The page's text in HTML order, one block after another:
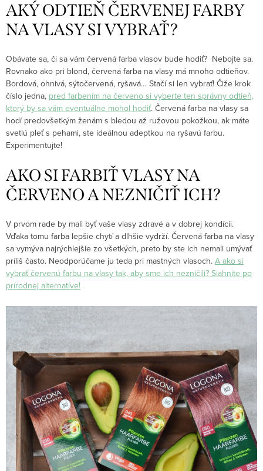
AKÝ ODTIEŇ ČERVENEJ FARBY
NA VLASY SI VYBRAŤ?
Obávate sa, či sa vám červená farba vlasov bude hodiť? Nebojte sa.
Rovnako ako pri blond, červená farba na vlasy má mnoho odtieňov.
Bordová, ohnivá, sýtočervená, ryšavá… Stačí si len vybrať! Čiže krok
číslo jedna, pred farbením na červeno si vyberte ten správny odtieň,
ktorý by sa vám eventuálne mohol hodiť. Červená farba na vlasy sa
hodí predovšetkým ženám s bledou až ružovou pokožkou, ak máte
svetlú pleť s pehami, ste ideálnou adeptkou na ryšavú farbu.
Experimentujte!
AKO SI FARBIŤ VLASY NA
ČERVENO A NEZNIČIŤ ICH?
V prvom rade by mali byť vaše vlasy zdravé a v dobrej kondícii.
Vďaka tomu farba lepšie chytí a dlhšie vydrží. Červená farba na vlasy
sa vymýva najrýchlejšie zo všetkých, preto by ste ich nemali umývať
príliš často. Neodporúčame ju teda pri mastných vlasoch. A ako si
vybrať červenú farbu na vlasy tak, aby sme ich nezničili? Siahnite po
prírodnej alternatíve!